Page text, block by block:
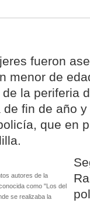
fueron
menor de
la periferia
fin de año
que en
autores de la
como "Los del
se realizaba la